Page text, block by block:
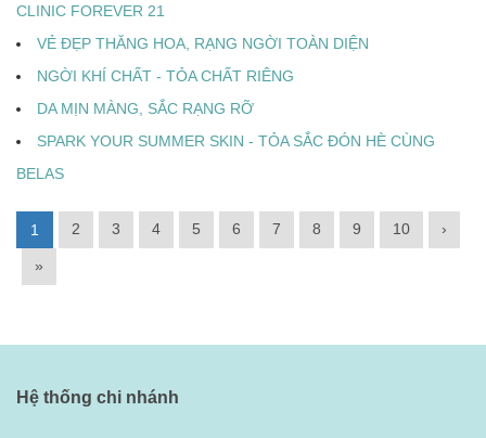
CLINIC FOREVER 21
VẺ ĐẸP THĂNG HOA, RẠNG NGỜI TOÀN DIỆN
NGỜI KHÍ CHẤT - TỎA CHẤT RIÊNG
DA MỊN MÀNG, SẮC RẠNG RỠ
SPARK YOUR SUMMER SKIN - TỎA SẮC ĐÓN HÈ CÙNG
BELAS
1 2 3 4 5 6 7 8 9 10 ›
»
Hệ thống chi nhánh